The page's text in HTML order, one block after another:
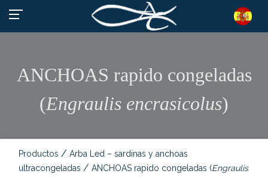
ANCHOAS rapido congeladas
(Engraulis encrasicolus)
Productos / Arba Led – sardinas y anchoas
ultracongeladas / ANCHOAS rapido congeladas (Engraulis